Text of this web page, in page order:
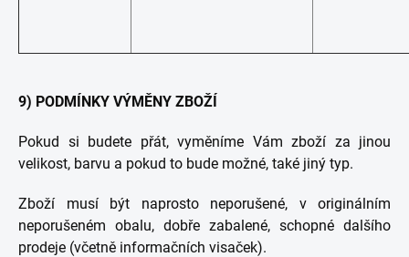
9) PODMÍNKY VÝMĚNY ZBOŽÍ
Pokud si budete přát, vyměníme Vám zboží za jinou
velikost, barvu a pokud to bude možné, také jiný typ.
Zboží musí být naprosto neporušené, v originálním
neporušeném obalu, dobře zabalené, schopné dalšího
prodeje (včetně informačních visaček).